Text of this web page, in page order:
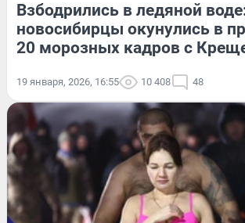
Взбодрились в ледяной
новосибирцы окунулись в
20 морозных кадров с
19 января, 2026, 16:55 10 408 48